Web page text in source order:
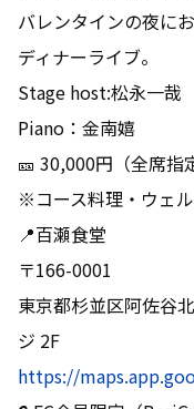
バレンタインの夜に
ディナーライブ。
Stage host:松永一哉
Piano：金南嬉
🎫 30,000円（全席指
※コース料理・ウェ
📍百瀬食堂
〒166-0001
東京都杉並区阿佐谷
ジ 2F
https://